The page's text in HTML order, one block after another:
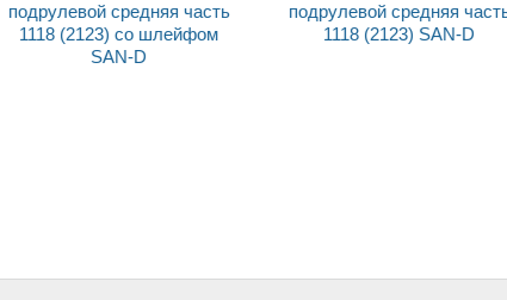
подрулевой средняя часть
1118 (2123) со шлейфом
SAN-D
подрулевой средняя часть
1118 (2123) SAN-D